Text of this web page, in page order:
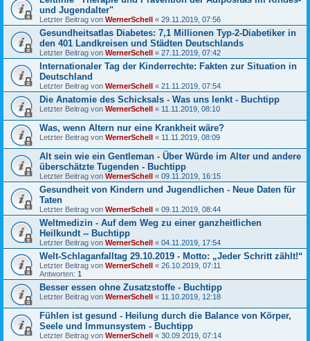
und Jugendalter"
Letzter Beitrag von WernerSchell « 29.11.2019, 07:56
Gesundheitsatlas Diabetes: 7,1 Millionen Typ-2-Diabetiker in
den 401 Landkreisen und Städten Deutschlands
Letzter Beitrag von WernerSchell « 27.11.2019, 07:42
Internationaler Tag der Kinderrechte: Fakten zur Situation in
Deutschland
Letzter Beitrag von WernerSchell « 21.11.2019, 07:54
Die Anatomie des Schicksals - Was uns lenkt - Buchtipp
Letzter Beitrag von WernerSchell « 11.11.2019, 08:10
Was, wenn Altern nur eine Krankheit wäre?
Letzter Beitrag von WernerSchell « 11.11.2019, 08:09
Alt sein wie ein Gentleman - Über Würde im Alter und andere
überschätzte Tugenden - Buchtipp
Letzter Beitrag von WernerSchell « 09.11.2019, 16:15
Gesundheit von Kindern und Jugendlichen - Neue Daten für
Taten
Letzter Beitrag von WernerSchell « 09.11.2019, 08:44
Weltmedizin - Auf dem Weg zu einer ganzheitlichen
Heilkundt -- Buchtipp
Letzter Beitrag von WernerSchell « 04.11.2019, 17:54
Welt-Schlaganfalltag 29.10.2019 - Motto: „Jeder Schritt zählt!“
Letzter Beitrag von WernerSchell « 26.10.2019, 07:11
Antworten: 1
Besser essen ohne Zusatzstoffe - Buchtipp
Letzter Beitrag von WernerSchell « 11.10.2019, 12:18
Fühlen ist gesund - Heilung durch die Balance von Körper,
Seele und Immunsystem - Buchtipp
Letzter Beitrag von WernerSchell « 30.09.2019, 07:14